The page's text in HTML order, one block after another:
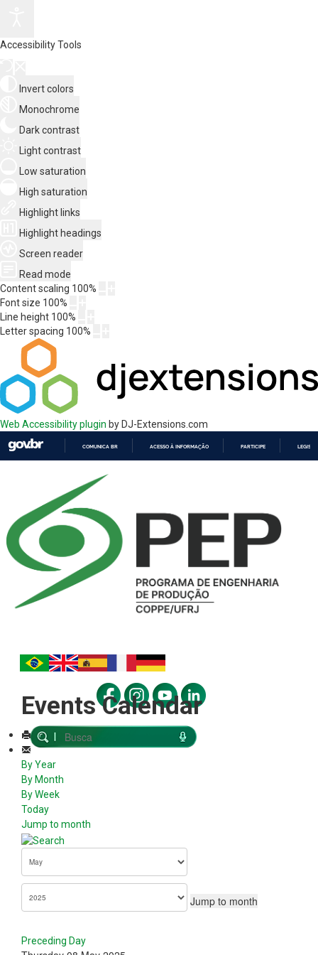
Accessibility Tools
Invert colors
Monochrome
Dark contrast
Light contrast
Low saturation
High saturation
Highlight links
Highlight headings
Screen reader
Read mode
Content scaling 100%
Font size 100%
Line height 100%
Letter spacing 100%
Web Accessibility plugin by DJ-Extensions.com
COMUNICA BR ACESSO À INFORMAÇÃO PARTICIPE
Events Calendar
By Year
By Month
By Week
Today
Jump to month
Jump to month
Preceding Day